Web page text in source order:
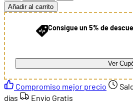
Añadir al carrito
Consigue un 5% de
Ver
Compromiso mejor precio
días
Envío Gratis